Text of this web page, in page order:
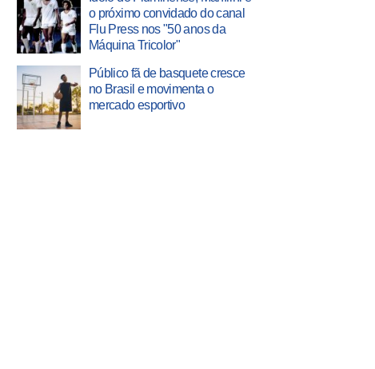
o próximo convidado do canal
Flu Press nos "50 anos da
Máquina Tricolor"
Público fã de basquete cresce
no Brasil e movimenta o
mercado esportivo